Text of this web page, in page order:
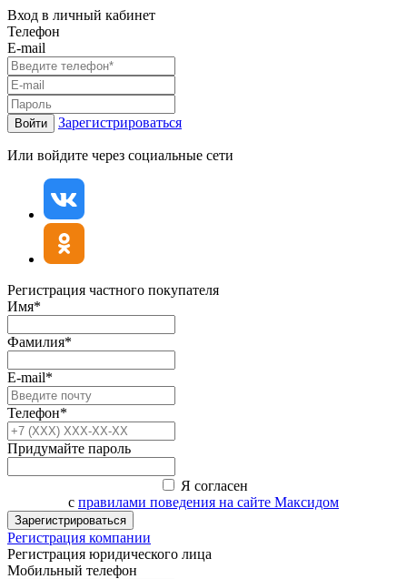
Вход в личный кабинет
Телефон
E-mail
Войти Зарегистрироваться
Или войдите через социальные сети
Регистрация частного покупателя
Имя*
Фамилия*
E-mail*
Телефон*
Придумайте пароль
Я согласен
с правилами поведения на сайте Максидом
Зарегистрироваться
Регистрация компании
Регистрация юридического лица
Мобильный телефон